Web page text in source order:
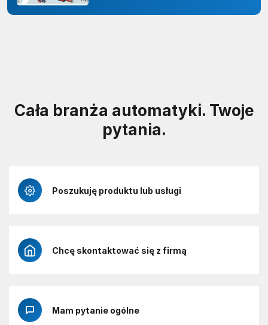
Cała branża automatyki. Twoje
pytania.
Poszukuję produktu lub usługi
Chcę skontaktować się z firmą
Mam pytanie ogólne